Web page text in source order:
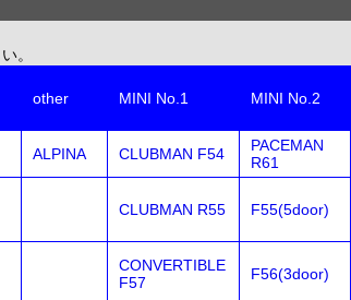
。
other MINI No.1 MINI No.2
ALPINA CLUBMAN F54
PACEMAN
R61
CLUBMAN R55 F55(5door)
CONVERTIBLE
F57
F56(3door)